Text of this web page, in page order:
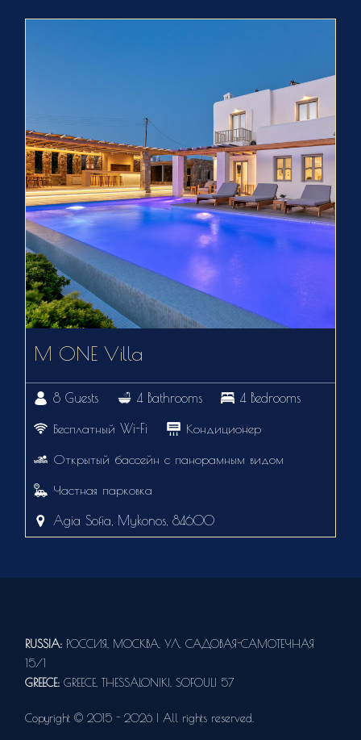
M ONE Villa
8 Guests 4 Bathrooms 4 Bedrooms
Бесплатный Wi-Fi Кондиционер
Открытый бассейн с панорамным видом
Частная парковка
Agia Sofia, Mykonos, 84600
RUSSIA: РОССИЯ, МОСКВА, УЛ. САДОВАЯ-САМОТЕЧНАЯ
15/1
GREECE:GREECE, THESSALONIKI, SOFOULI 57
Copyright © 2015 - 2026 | All rights reserved.